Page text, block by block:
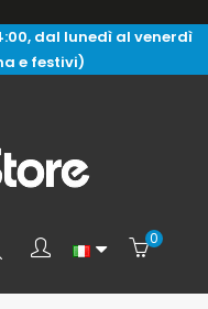
dal lunedì al venerdì
e festivi)
0